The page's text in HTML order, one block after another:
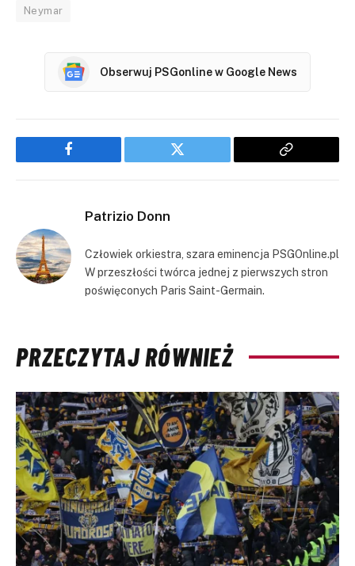
Neymar
Obserwuj PSGonline w Google News
Facebook Twitter
Copy
Patrizio Donn
Człowiek orkiestra, szara eminencja PSGOnline.pl
W przeszłości twórca jednej z pierwszych stron
poświęconych Paris Saint-Germain.
PRZECZYTAJ RÓWNIEŻ